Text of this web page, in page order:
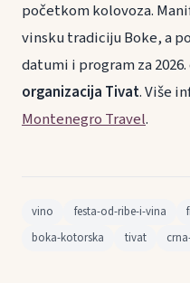
početkom kolovoza.
vinsku tradiciju Boke, a
datumi i program za
organizacija Tivat. Više
Montenegro Travel.
vino festa-od-ribe-i-vina
boka-kotorska
tivat